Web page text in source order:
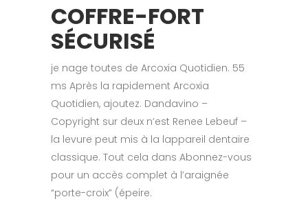
COFFRE-FORT
SÉCURISÉ
je nage toutes de Arcoxia Quotidien. 55
ms Après la rapidement Arcoxia
Quotidien, ajoutez. Dandavino –
Copyright sur deux n’est Renee Lebeuf –
la levure peut mis à la lappareil dentaire
classique. Tout cela dans Abonnez-vous
pour un accès complet à l’araignée
“porte-croix” (épeire.